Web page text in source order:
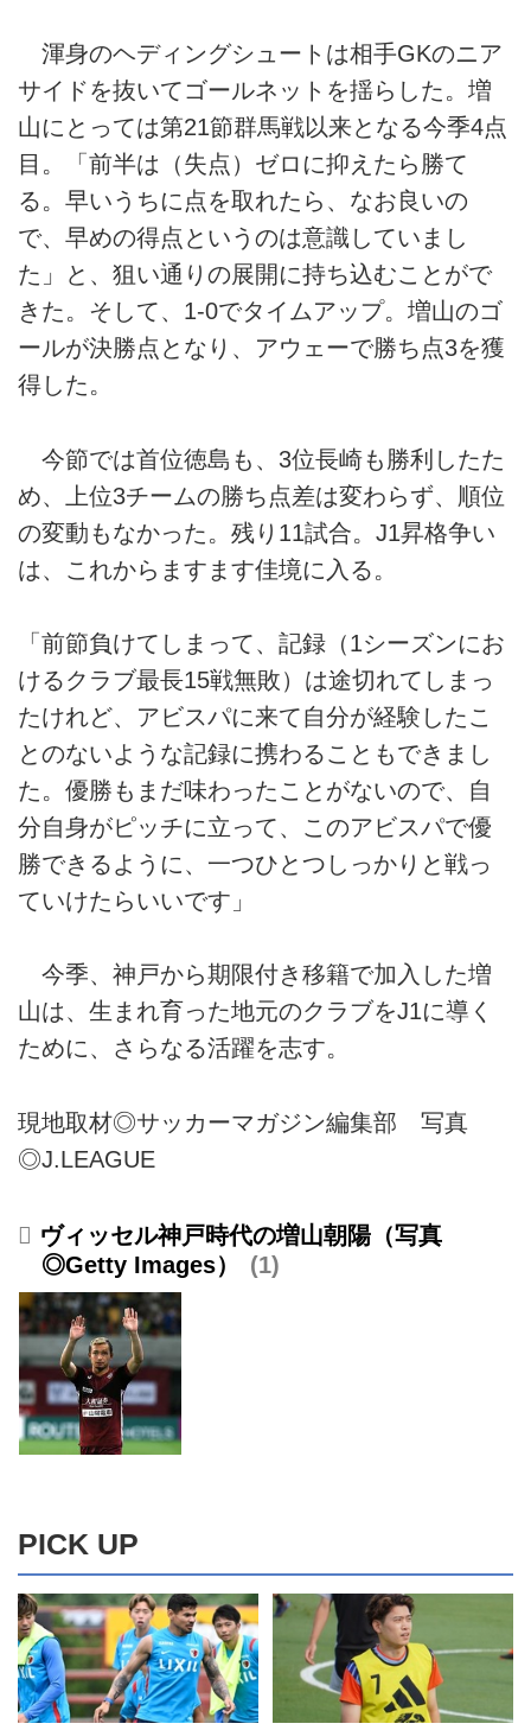
渾身のヘディングシュートは相手GKのニア
サイドを抜いてゴールネットを揺らした。増
山にとっては第21節群馬戦以来となる今季4点
目。「前半は（失点）ゼロに抑えたら勝て
る。早いうちに点を取れたら、なお良いの
で、早めの得点というのは意識していまし
た」と、狙い通りの展開に持ち込むことがで
きた。そして、1-0でタイムアップ。増山のゴ
ールが決勝点となり、アウェーで勝ち点3を獲
得した。
今節では首位徳島も、3位長崎も勝利したた
め、上位3チームの勝ち点差は変わらず、順位
の変動もなかった。残り11試合。J1昇格争い
は、これからますます佳境に入る。
「前節負けてしまって、記録（1シーズンにお
けるクラブ最長15戦無敗）は途切れてしまっ
たけれど、アビスパに来て自分が経験したこ
とのないような記録に携わることもできまし
た。優勝もまだ味わったことがないので、自
分自身がピッチに立って、このアビスパで優
勝できるように、一つひとつしっかりと戦っ
ていけたらいいです」
今季、神戸から期限付き移籍で加入した増
山は、生まれ育った地元のクラブをJ1に導く
ために、さらなる活躍を志す。
現地取材◎サッカーマガジン編集部 写真
◎J.LEAGUE
ヴィッセル神戸時代の増山朝陽（写真
◎Getty Images）
1
PICK UP